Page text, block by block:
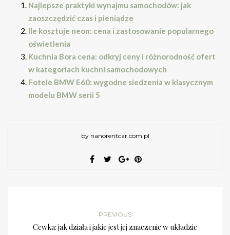
Najlepsze praktyki wynajmu samochodów: jak
zaoszczędzić czas i pieniądze
Ile kosztuje neon: cena i zastosowanie popularnego
oświetlenia
Kuchnia Bora cena: odkryj ceny i różnorodność ofert
w kategoriach kuchni samochodowych
Fotele BMW E60: wygodne siedzenia w klasycznym
modelu BMW serii 5
by nanorentcar.com.pl
PREVIOUS
Cewka: jak działa i jakie jest jej znaczenie w układzie